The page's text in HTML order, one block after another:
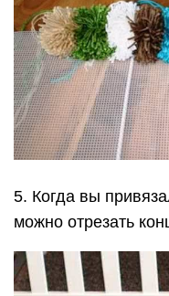
5. Когда вы
можно отрезать